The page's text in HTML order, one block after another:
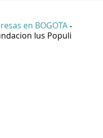
en BOGOTA -
Ius Populi